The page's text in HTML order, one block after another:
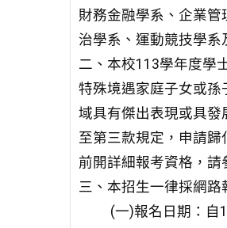
財務金融學系、企業
治學系、運動競技學系
二、本校113學年度學
特殊境遇家庭子女或
域具有傑出表現或具
至第三款規定，申請歸
前開詳細報考資格，請
三、本招生一律採網路
(一)報名日期：自